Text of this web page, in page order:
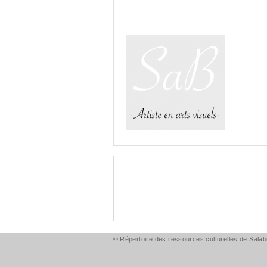
© Répertoire des ressources culturelles de